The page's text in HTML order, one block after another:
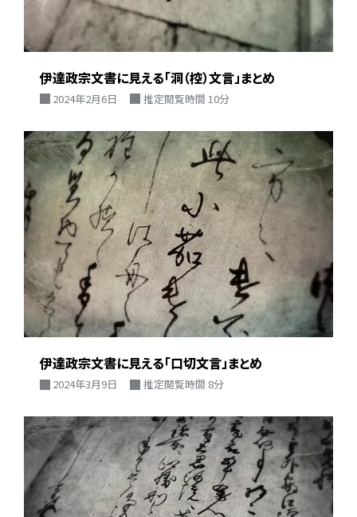
伊達政宗文書に見える「洞（椌）文言」まとめ
2024年2月6日 推定閲覧時間 10分
伊達政宗文書に見える「口切文言」まとめ
2024年3月9日 推定閲覧時間 8分